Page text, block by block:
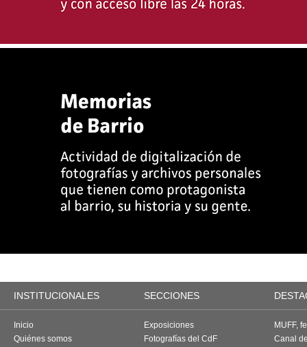
INSTITUCIONALES SECCIONES
Inicio
Quiénes somos
Exposiciones
Fotografías del CdF
MUFF,
Canal